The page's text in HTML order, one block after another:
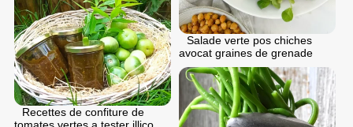
Salade verte pos chiches
avocat graines de grenade
Recettes de confiture de